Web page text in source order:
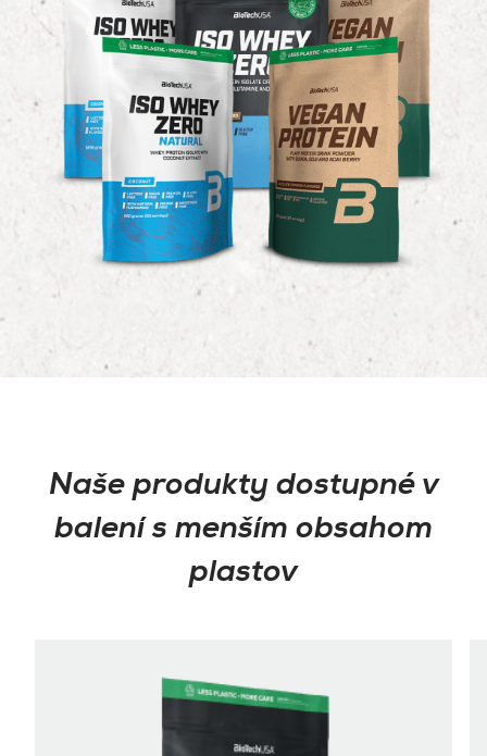
Naše produkty dostupné v
balení s menším obsahom
plastov